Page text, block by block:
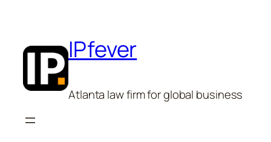
IPfever
Atlanta law firm for global business